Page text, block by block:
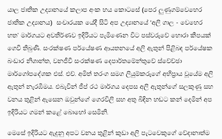
යාල ජාතික උද්‍යානයේ කලාප අංක හය කොටසේ (පෙර ලුණුගම්වෙහෙර
ජාතික උද්‍යානය) සංචාරයක යේදී සිටි අප උද්‍යානයේ ‘අලි ගාල - වෙහෙර
හත’ මාර්ගයට අවතීර්ණව ඉදිරියට පැමිණෙන විට පස්වරුවේ හොරා කීපයක්
ගෙවී තිබුණි. සංරක්ෂණ පර්යේෂණ ආයතනයේ අලි ඇතුන් පිළිබඳ පර්යේෂක
බංඩාර නිශාන්ත, වනජීවී සංරක්ෂණ දෙපාර්තමේන්තුවේ ස්වේච්ඡා
මාර්ගෝපදේශක එස්. එච්. අමිත් තරංග සමග ලියුම්කරුගේ අභිප්‍රාය වූයේම අලි
ඇතුන් නැරඹීමය. එබැවින් ජීප් රථ මාර්ගය දෙපස අලි ඇතුන්ගේ සලකුණු සහ
වනය තුළින් ඇසෙන ඔවුන්ගේ ගෙරවිලි සහ අතු බිඳින හඬට කන් දෙමින් අප
ඉදිරියට ගමන් කළේ බොහෝ සෙමිනි.
මෙසේ ඉදිරියට ඇදුනු අපට වනය තුළින් කුඩා අලි පැටවෙකුගේ වේදානාත්ම